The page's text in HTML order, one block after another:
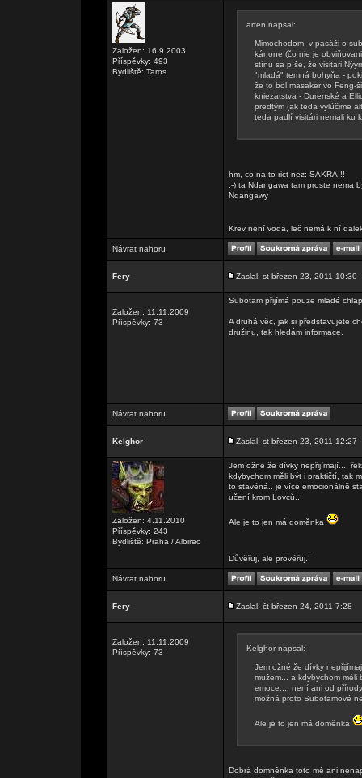
Založen: 16.9.2003
Příspěvky: 493
Bydliště: Taros
arten napsal:
Mimochodom, v pasáži o
kánone (čo nie je
stínu sa píše, že visitári
"mladá" temná bohyňa -
že to bol masaker vo Feng-
kniezatstva - Durenské a
predtým (ak teda vylúčime
teda padlí visitári nemali ku
hm, co na to rict nez: SAKRA!!!
:-) ta Ndangawa tam proste nema
Ndangawy
Krev není voda, leč nemá k ní
Návrat nahoru
Fery Zaslal: st březen 23, 2011 10:30
Založen: 11.11.2009
Příspěvky: 73
Subotam přijímá pouze mladé
A druhá věc, jak si představujete
družinu, tak hledám informace.
Návrat nahoru
Kelghor Zaslal: st březen 23, 2011 12:27
Založen: 4.11.2010
Příspěvky: 243
Bydliště: Praha / Albireo
Jem ožné že dívky nepřijímají....
kdybychom měli být i praktičtí, tak
to stavěná.. je více emocionálně
učení krom Lovců..
Ale je to jen má doměnka
Důvěřuj, ale prověřuj.
Návrat nahoru
Fery Zaslal: čt březen 24, 2011 7:28
Založen: 11.11.2009
Příspěvky: 73
Kelghor napsal:
Jem ožné že dívky
mužem... a kdybychom měli
emoce.... není ani od
možná proto Subotamové
Ale je to jen má doměnka
Dobrá domněnka toto mě ani